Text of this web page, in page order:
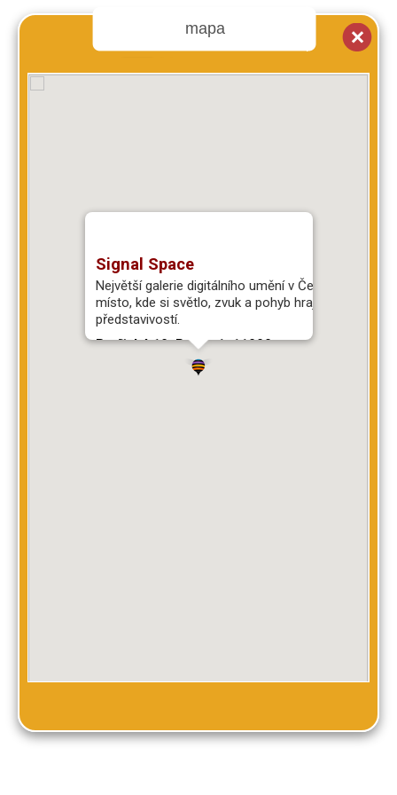
mapa
Signal Space
Největší galerie digitálního umění v Česku. Je to
místo, kde si světlo, zvuk a pohyb hrají s vaší
představivostí.
Rytířská 10, Praha 1, 11000